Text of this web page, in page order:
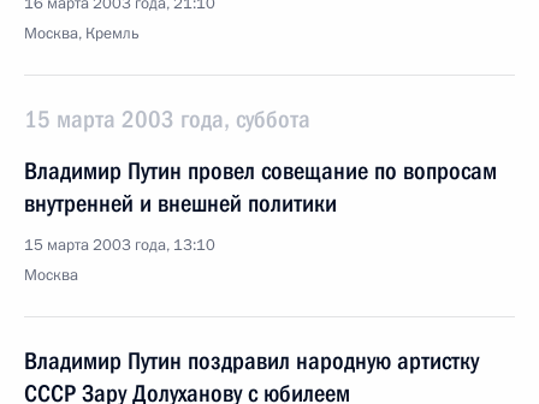
Москва, Кремль
15 марта 2003 года, суббота
Владимир Путин провел совещание по вопросам
внутренней и внешней политики
15 марта 2003 года, 13:10
Москва
Владимир Путин поздравил народную артистку
СССР Зару Долуханову с юбилеем